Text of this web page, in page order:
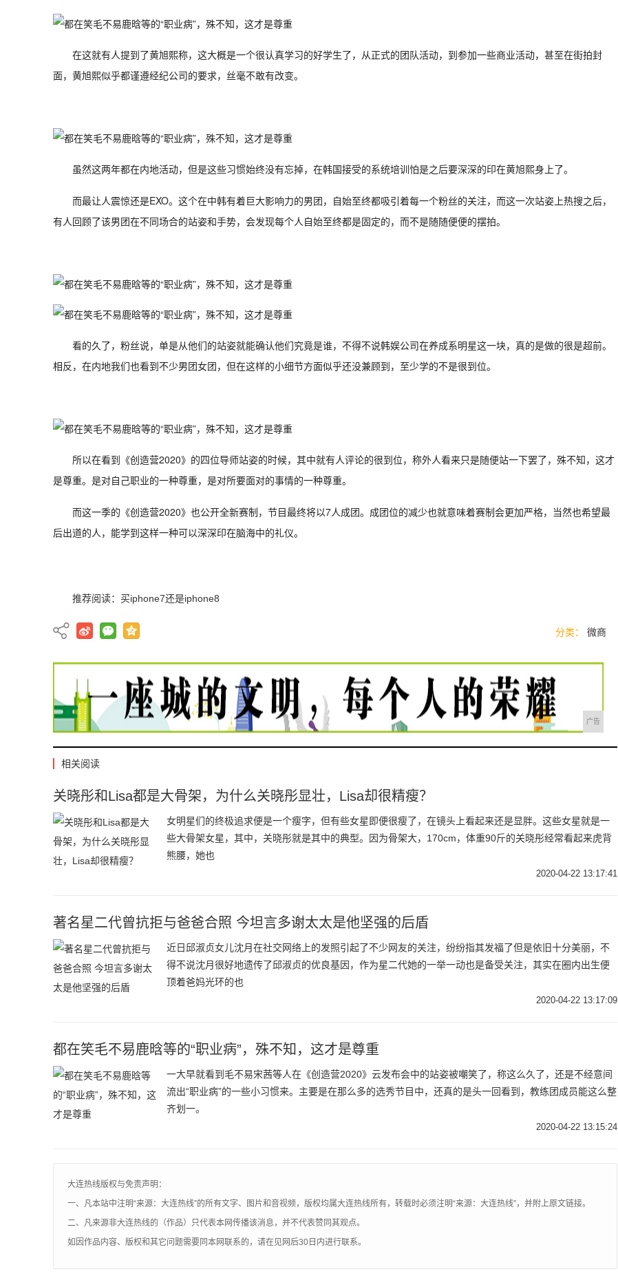
在这就有人提到了黄旭熙称，这大概是一个很认真学习的好学生了，从正式的团队活动，到参加一些商业活动，甚至在街拍封
面，黄旭熙似乎都谨遵经纪公司的要求，丝毫不敢有改变。
虽然这两年都在内地活动，但是这些习惯始终没有忘掉，在韩国接受的系统培训怕是之后要深深的印在黄旭熙身上了。
而最让人震惊还是EXO。这个在中韩有着巨大影响力的男团，自始至终都吸引着每一个粉丝的关注，而这一次站姿上热搜之后，
有人回顾了该男团在不同场合的站姿和手势，会发现每个人自始至终都是固定的，而不是随随便便的摆拍。
看的久了，粉丝说，单是从他们的站姿就能确认他们究竟是谁，不得不说韩娱公司在养成系明星这一块，真的是做的很是超前。
相反，在内地我们也看到不少男团女团，但在这样的小细节方面似乎还没兼顾到，至少学的不是很到位。
所以在看到《创造营2020》的四位导师站姿的时候，其中就有人评论的很到位，称外人看来只是随便站一下罢了，殊不知，这才
是尊重。是对自己职业的一种尊重，是对所要面对的事情的一种尊重。
而这一季的《创造营2020》也公开全新赛制，节目最终将以7人成团。成团位的减少也就意味着赛制会更加严格，当然也希望最
后出道的人，能学到这样一种可以深深印在脑海中的礼仪。
推荐阅读： 买iphone7还是iphone8
分类： 微商
广告
相关阅读
关晓彤和Lisa都是大骨架，为什么关晓彤显壮，Lisa却很精瘦？
女明星们的终极追求便是一个瘦字，但有些女星即便很瘦了，在镜头上看起来还是显胖。这些女星就是一
些大骨架女星，其中，关晓彤就是其中的典型。因为骨架大，170cm，体重90斤的关晓彤经常看起来虎背
熊腰，她也
2020-04-22 13:17:41
著名星二代曾抗拒与爸爸合照 今坦言多谢太太是他坚强的后盾
近日邱淑贞女儿沈月在社交网络上的发照引起了不少网友的关注，纷纷指其发福了但是依旧十分美丽，不
得不说沈月很好地遗传了邱淑贞的优良基因，作为星二代她的一举一动也是备受关注，其实在圈内出生便
顶着爸妈光环的也
2020-04-22 13:17:09
都在笑毛不易鹿晗等的“职业病”，殊不知，这才是尊重
一大早就看到毛不易宋茜等人在《创造营2020》云发布会中的站姿被嘲笑了，称这么久了，还是不经意间
流出“职业病”的一些小习惯来。主要是在那么多的选秀节目中，还真的是头一回看到，教练团成员能这么整
齐划一。
2020-04-22 13:15:24
大连热线版权与免责声明：
一、凡本站中注明“来源：大连热线”的所有文字、图片和音视频，版权均属大连热线所有，转载时必须注明“来源：大连热线”，并附上原文链接。
二、凡来源非大连热线的（作品）只代表本网传播该消息，并不代表赞同其观点。
如因作品内容、版权和其它问题需要同本网联系的，请在见网后30日内进行联系。